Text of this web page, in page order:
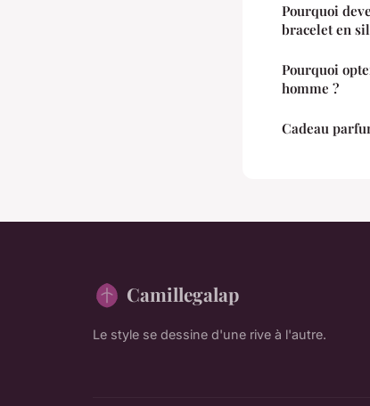
Pourquoi
bracelet en
Pourquoi
homme ?
Cadeau
Camillegalap
Le style se dessine d'une rive à l'autre.